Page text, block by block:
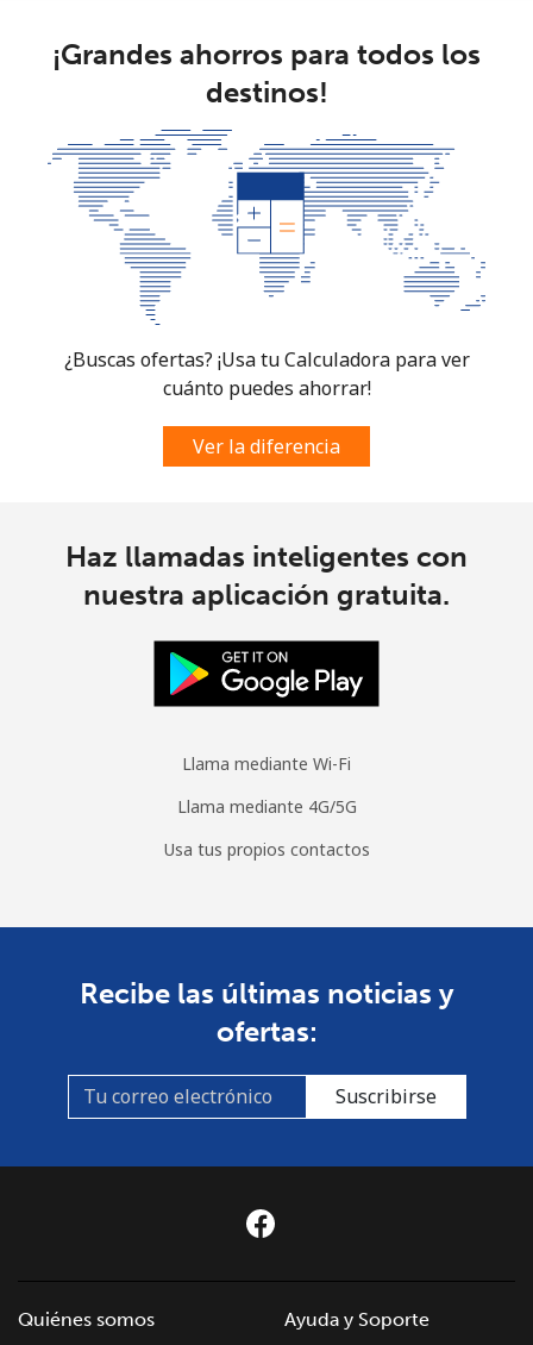
¡Grandes ahorros para todos los
destinos!
¿Buscas ofertas? ¡Usa tu Calculadora para ver
cuánto puedes ahorrar!
Ver la diferencia
Haz llamadas inteligentes con
nuestra aplicación gratuita.
Llama mediante Wi-Fi
Llama mediante 4G/5G
Usa tus propios contactos
Recibe las últimas noticias y
ofertas:
Suscribirse
Quiénes somos
Ayuda y Soporte